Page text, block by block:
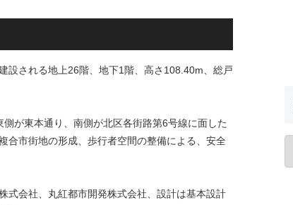
区名称は「Kubota field（クボ
としたホテル・商業・オフィ
設される地上26階、地下1階、高さ108.40m、総戸
が東本通り、南側が北区各街路第6号線に面した
合市街地の形成、歩行者空間の整備による、安全
式会社、丸紅都市開発株式会社、設計は基本設計